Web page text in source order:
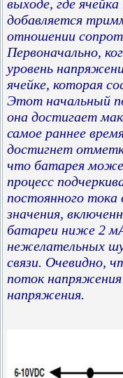
выходе, где
добавляется
отношении
Первоначально,
уровень
ячейке, которая
Этот начальный
она достигает
самое раннее
достигнет
что батарея
процесс
постоянного тока
значения,
батареи ниже 2
нежелательных
связи. Очевидно,
поток
напряжения.